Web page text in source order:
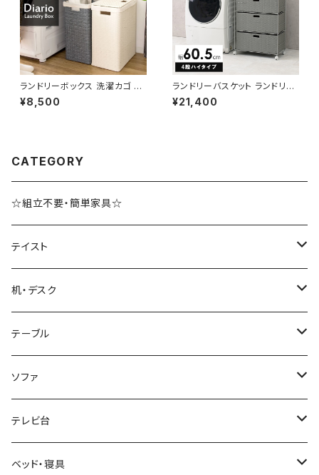
ランドリーボックス 洗濯カゴ 洗
濯物入れ 脱衣かご 幅36 奥行2
9 高さ79 完成品 新生活 一人
¥8,500
ランドリーバスケット ランドリー
ワゴン 洗濯カゴ キャスター付 ラ
ンドリー収納 新生活 一人暮らし
¥21,400
CATEGORY
☆組立不要・簡単家具☆
テイスト
ブルックリンスタイル
ホテルライク風インテリア
韓国インテリア
和風/和モダン
ミッドセンチュリー
机・デスク
パソコンデスク・ワークデスク
学習机・勉強机
収納付きデスク
折りたたみデスク
テーブル
サイズ
幅100cm以下
幅101～120cm
ローテーブル・リビングテーブル
サイドテーブル・ナイトテーブル
ソファ
サイズ
幅90cm以下
1人掛けソファ
テレビ台
サイズ
ベッド・寝具